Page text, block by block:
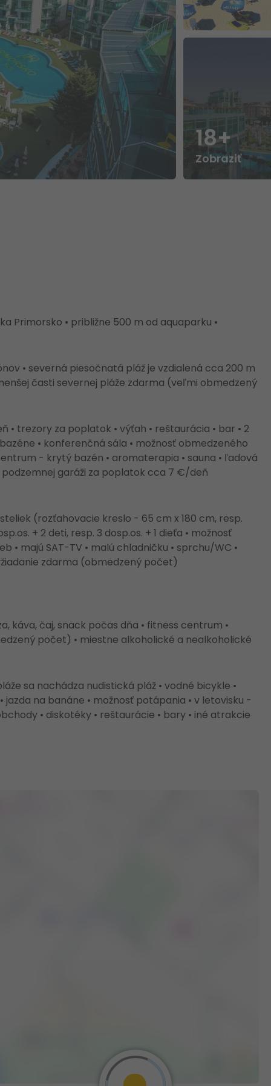
18+
Zobraziť
Primorsko • približne 500 m od aquaparku •
• severná piesočnatá pláž je vzdialená cca 200 m
časti severnej pláže zdarma (veľmi obmedzený
trezory za poplatok • výťah • reštaurácia • bar • 2
• konferenčná sála • možnosť obmedzeného
- krytý bazén • aromaterapia • sauna • ľadová
podzemnej garáži za poplatok cca 7 €/deň
(rozťahovacie kreslo - 65 cm x 180 cm, resp.
+ 2 deti, resp. 3 dosp.os. + 1 dieťa • možnosť
• majú SAT-TV • malú chladničku • sprchu/WC •
zdarma (obmedzený počet)
káva, čaj, snack počas dňa • fitness centrum •
počet) • miestne alkoholické a nealkoholické
sa nachádza nudistická pláž • vodné bicykle •
jazda na banáne • možnosť potápania • v letovisku -
• diskotéky • reštaurácie • bary • iné atrakcie